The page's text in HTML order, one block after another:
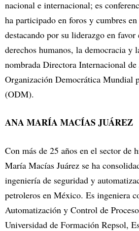
nacional e internacional; es
ha participado en foros y cumbres en
destacando por su liderazgo en
derechos humanos, la democracia y
nombrada Directora Internacional
Organización Democrática Mundial
(ODM).
ANA MARÍA MACÍAS JUÁREZ
Con más de 25 años en el sector de
María Macías Juárez se ha
ingeniería de seguridad y
petroleros en México. Es ingeniera
Automatización y Control de
Universidad de Formación Repsol,